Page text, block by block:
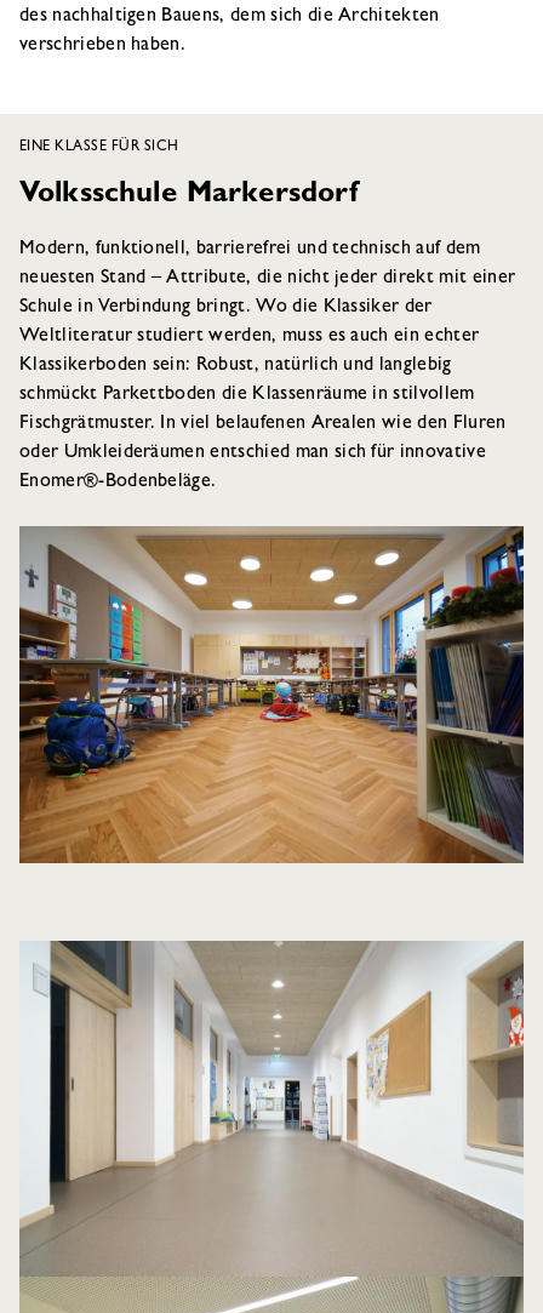
des nachhaltigen Bauens, dem sich die Architekten
verschrieben haben.
EINE KLASSE FÜR SICH
Volksschule Markersdorf
Modern, funktionell, barrierefrei und technisch auf dem
neuesten Stand – Attribute, die nicht jeder direkt mit einer
Schule in Verbindung bringt. Wo die Klassiker der
Weltliteratur studiert werden, muss es auch ein echter
Klassikerboden sein: Robust, natürlich und langlebig
schmückt Parkettboden die Klassenräume in stilvollem
Fischgrätmuster. In viel belaufenen Arealen wie den Fluren
oder Umkleideräumen entschied man sich für innovative
Enomer®-Bodenbeläge.